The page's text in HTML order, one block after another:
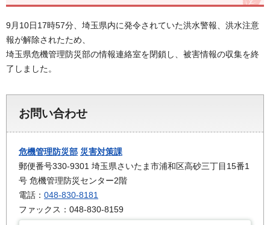
9月10日17時57分、埼玉県内に発令されていた洪水警報、洪水注意
報が解除されたため、
埼玉県危機管理防災部の情報連絡室を閉鎖し、被害情報の収集を終
了しました。
お問い合わせ
危機管理防災部 災害対策課
郵便番号330-9301 埼玉県さいたま市浦和区高砂三丁目15番1
号 危機管理防災センター2階
電話： 048-830-8181
ファックス：048-830-8159